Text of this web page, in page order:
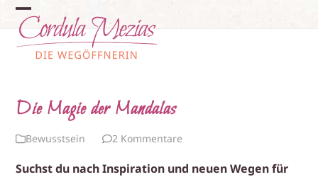
Skip
content
Open
mobile
Close
mobile
Die Magie der Mandalas
Bewusstsein 2 Kommentare
Suchst du nach Inspiration und neuen Wegen für